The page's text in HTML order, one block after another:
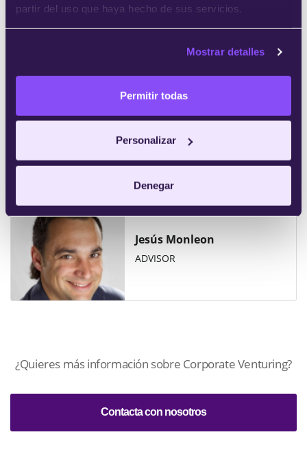
partir del uso que haya hecho de sus servicios.
Mostrar detalles
Permitir todas
Personalizar
Denegar
PARTNER
Ferrán Burriel
PARTNER
Jesús Monleon
ADVISOR
¿Quieres más información sobre Corporate Venturing?
Contacta con nosotros